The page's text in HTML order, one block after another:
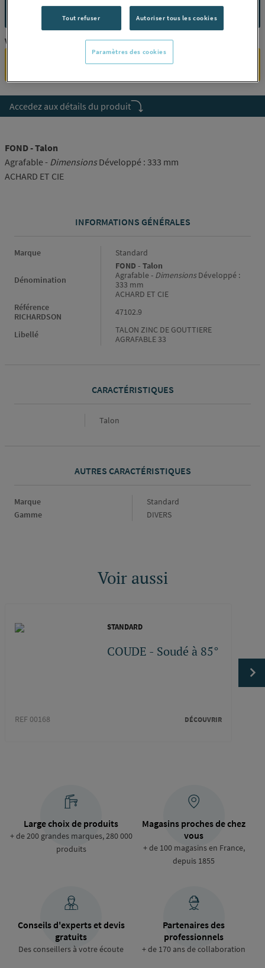
Vous êtes un professionnel ?
SE CONNECTER
Accedez aux détails du produit
FOND - Talon
Agrafable - Dimensions Développé : 333 mm
ACHARD ET CIE
INFORMATIONS GÉNÉRALES
Informations générales
Marque Standard
Dénomination
FOND - Talon
Agrafable - DimensionsDéveloppé :
333 mm
ACHARD ET CIE
Référence
RICHARDSON
47102.9
Libellé
TALON ZINC DE GOUTTIERE
AGRAFABLE 33
CARACTÉRISTIQUES
Talon
AUTRES CARACTÉRISTIQUES
Marque Marque
Standard
Gamme
Gamme
DIVERS
Voir aussi
STANDARD
COUDE - Soudé à 85°
REF 00168 DÉCOUVRIR
Large choix de produits
+ de 200 grandes marques, 280 000
produits
Magasins proches de chez
vous
+ de 100 magasins en France,
depuis 1855
Conseils d'experts et devis
gratuits
Des conseillers à votre écoute
Partenaires des
professionnels
+ de 170 ans de collaboration
Tout refuser Autoriser tous les cookies
Paramètres des cookies